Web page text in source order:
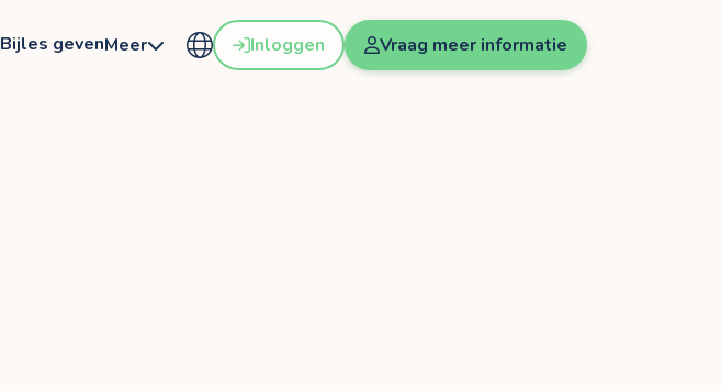
Bijles gevenMeer Inloggen Vraag meer informatie